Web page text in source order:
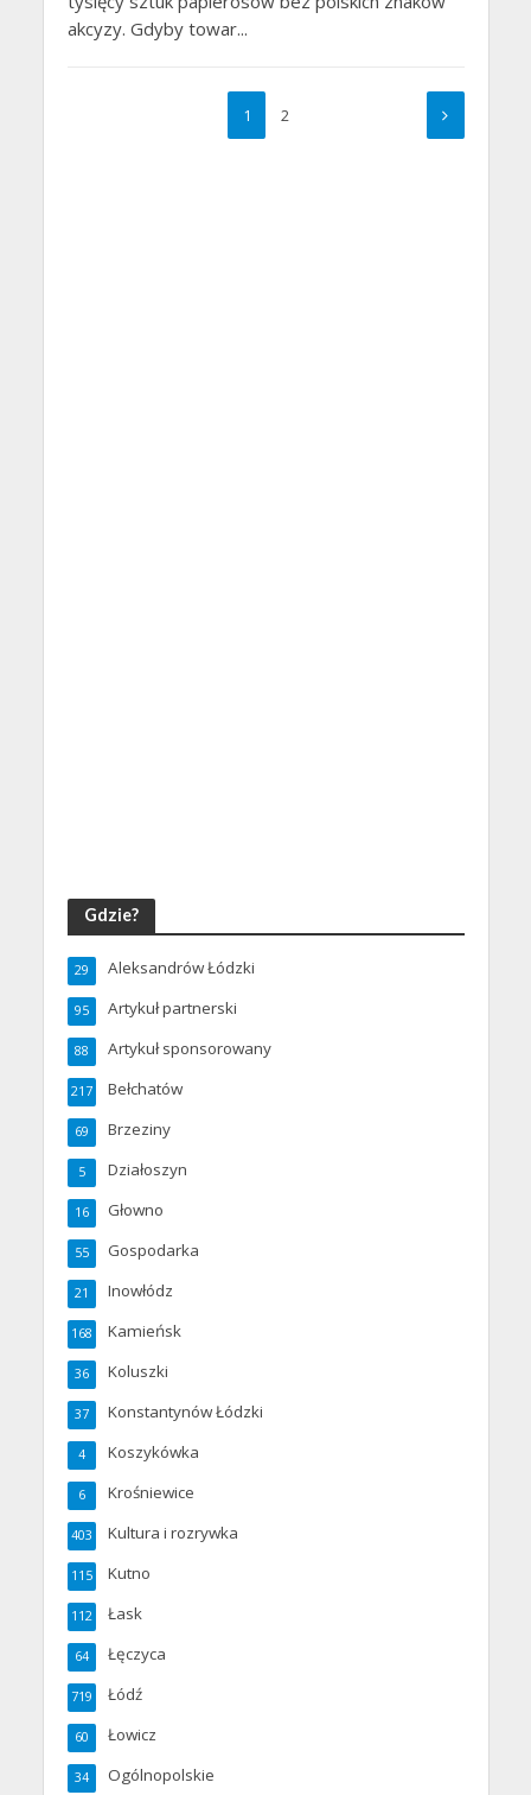
akcyzy. Gdyby towar...
1 2
Gdzie?
Aleksandrów Łódzki
29
Artykuł partnerski
95
Artykuł sponsorowany
88
Bełchatów
217
Brzeziny
69
Działoszyn
5
Głowno
16
Gospodarka
55
Inowłódz
21
Kamieńsk
168
Koluszki
36
Konstantynów Łódzki
37
Koszykówka
4
Krośniewice
6
Kultura i rozrywka
403
Kutno
115
Łask
112
Łęczyca
64
Łódź
719
Łowicz
60
Ogólnopolskie
34